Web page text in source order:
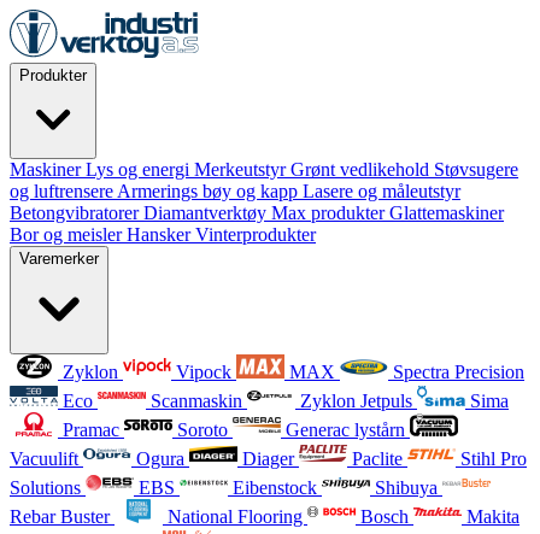
Produkter
MaskinerLys og energi MerkeutstyrGrønt vedlikehold Støvsugere
og luftrensere Armerings bøy og kapp Lasere og måleutstyr
BetongvibratorerDiamantverktøy Max produkterGlattemaskiner
Bor og meislerHanskerVinterprodukter
Varemerker
Zyklon Vipock MAX
Spectra Precision
Eco
Scanmaskin Zyklon Jetpuls
Sima
Pramac
Soroto
Generac lystårn
Vacuulift
Ogura Diager Paclite
Stihl Pro
Solutions
EBS Eibenstock
Shibuya
Rebar Buster
National Flooring Bosch
Makita